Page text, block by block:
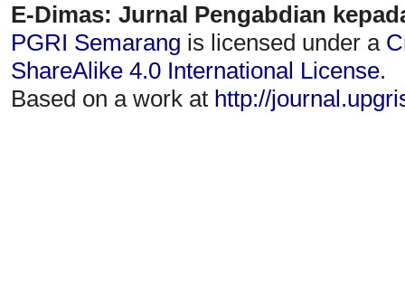
E-Dimas: Jurnal Pengabdian
PGRI Semarang is licensed under a
ShareAlike 4.0 International License.
Based on a work at http://